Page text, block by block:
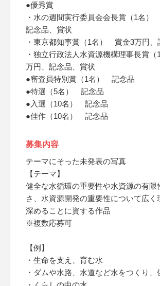
●優秀賞
・水の週間実行委員会会長賞（1名）
記念品、賞状
・東京都知事賞（1名） 賞金3万円、
・独立行政法人水資源機構理事長賞
万円、記念品、賞状
●審査員特別賞（1名） 記念品
●特選（5名） 記念品
●入選（10名） 記念品
●佳作（10名） 記念品
募集内容
テーマにそった未発表の写真
【テーマ】
健全な水循環の重要性や水資源の有限
さ、水資源開発の重要性について広く
深めることに資する作品
※複数応募可
【例】
・生命を支え、育む水
・ダムや水路、水道など水をつくり